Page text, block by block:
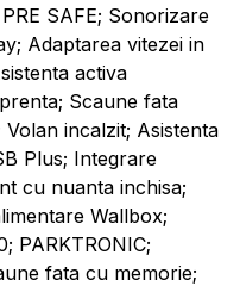
SAFE; Sonorizare
Adaptarea vitezei in
activa
Scaune fata
incalzit; Asistenta
Plus; Integrare
cu nuanta inchisa;
Wallbox;
PARKTRONIC;
fata cu memorie;